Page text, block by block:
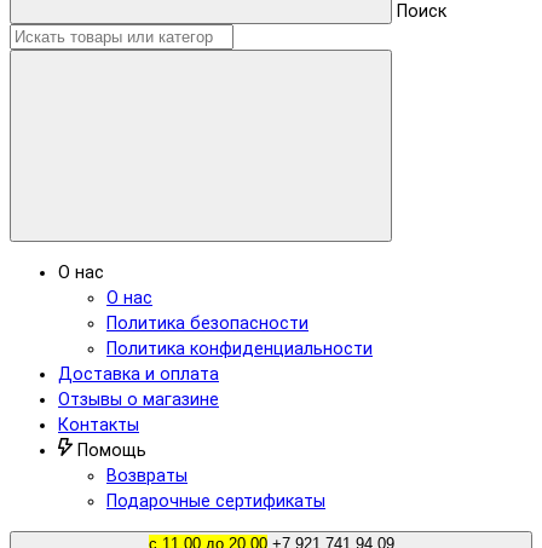
Поиск
О нас
О нас
Политика безопасности
Политика конфиденциальности
Доставка и оплата
Отзывы о магазине
Контакты
Помощь
Возвраты
Подарочные сертификаты
с 11.00 до 20.00 +7 921 741 94 09